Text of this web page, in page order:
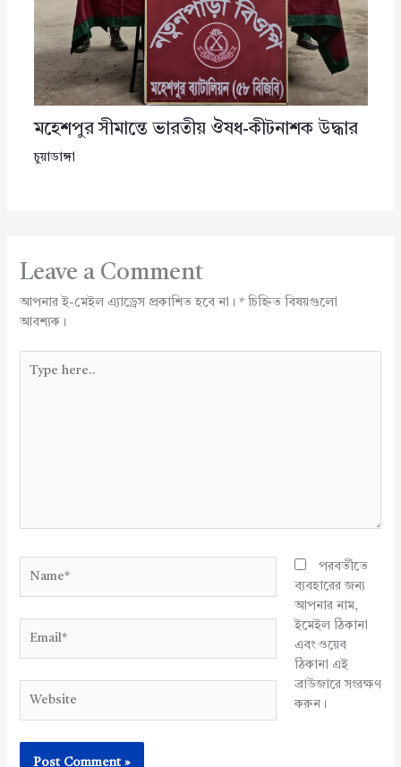
মহেশপুর সীমান্তে ভারতীয় ঔষধ-কীটনাশক উদ্ধার
চুয়াডাঙ্গা
Leave a Comment
আপনার ই-মেইল এ্যাড্রেস প্রকাশিত হবে না। *চিহ্নিত বিষয়গুলো
আবশ্যক।
here..
পরবর্তীতে
ব্যবহারের জন্য
আপনার নাম,
ইমেইল ঠিকানা
এবং ওয়েব
ঠিকানা এই
ব্রাউজারে সংরক্ষণ
করুন।